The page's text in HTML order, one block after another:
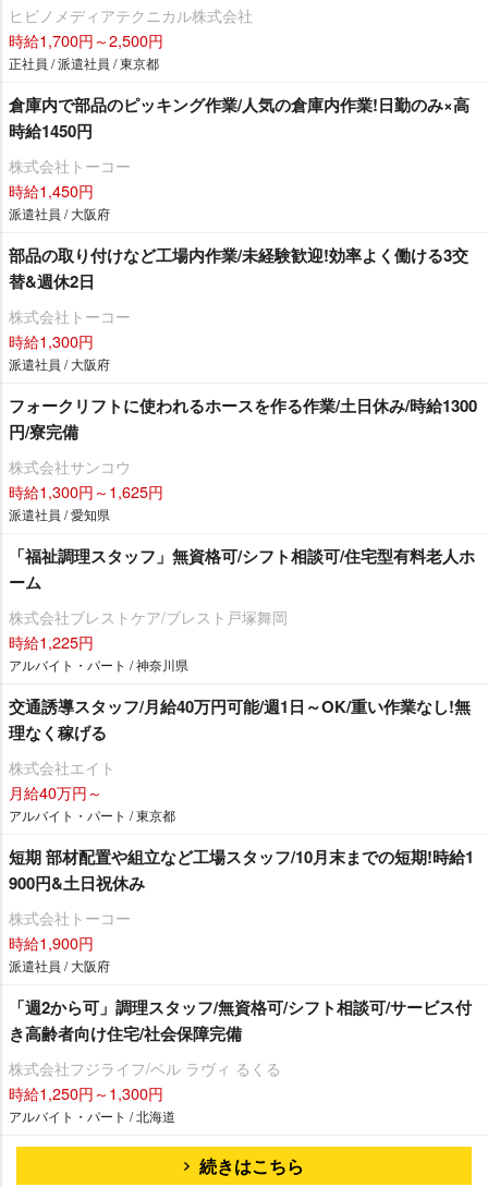
ヒビノメディアテクニカル株式会社
時給1,700円～2,500円
正社員 / 派遣社員 / 東京都
倉庫内で部品のピッキング作業/人気の倉庫内作業!日勤のみ×高
時給1450円
株式会社トーコー
時給1,450円
派遣社員 / 大阪府
部品の取り付けなど工場内作業/未経験歓迎!効率よく働ける3交
替&週休2日
株式会社トーコー
時給1,300円
派遣社員 / 大阪府
フォークリフトに使われるホースを作る作業/土日休み/時給1300
円/寮完備
株式会社サンコウ
時給1,300円～1,625円
派遣社員 / 愛知県
「福祉調理スタッフ」無資格可/シフト相談可/住宅型有料老人ホ
ーム
株式会社ブレストケア/ブレスト戸塚舞岡
時給1,225円
アルバイト・パート / 神奈川県
交通誘導スタッフ/月給40万円可能/週1日～OK/重い作業なし!無
理なく稼げる
株式会社エイト
月給40万円～
アルバイト・パート / 東京都
短期 部材配置や組立など工場スタッフ/10月末までの短期!時給1
900円&土日祝休み
株式会社トーコー
時給1,900円
派遣社員 / 大阪府
「週2から可」調理スタッフ/無資格可/シフト相談可/サービス付
き高齢者向け住宅/社会保障完備
株式会社フジライフ/ベル ラヴィ るくる
時給1,250円～1,300円
アルバイト・パート / 北海道
続きはこちら